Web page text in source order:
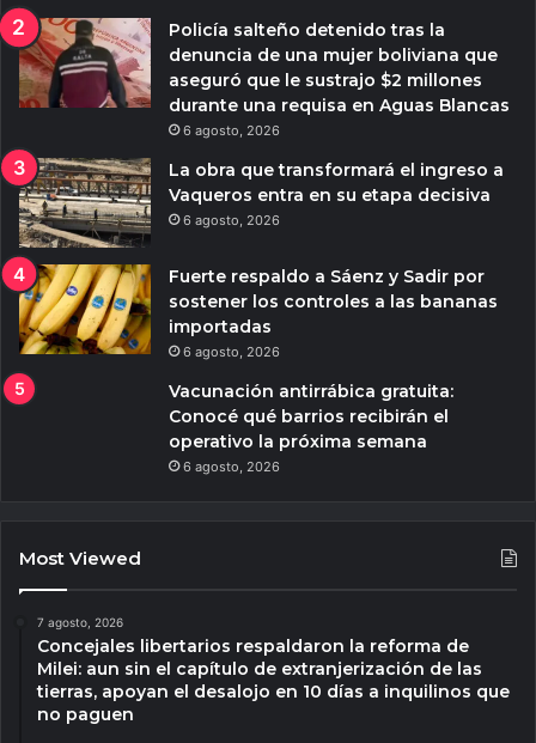
Policía salteño detenido tras la
denuncia de una mujer boliviana que
aseguró que le sustrajo $2 millones
durante una requisa en Aguas Blancas
6 agosto, 2026
La obra que transformará el ingreso a
Vaqueros entra en su etapa decisiva
6 agosto, 2026
Fuerte respaldo a Sáenz y Sadir por
sostener los controles a las bananas
importadas
6 agosto, 2026
Vacunación antirrábica gratuita:
Conocé qué barrios recibirán el
operativo la próxima semana
6 agosto, 2026
Most Viewed
7 agosto, 2026
Concejales libertarios respaldaron la reforma de
Milei: aun sin el capítulo de extranjerización de las
tierras, apoyan el desalojo en 10 días a inquilinos que
no paguen